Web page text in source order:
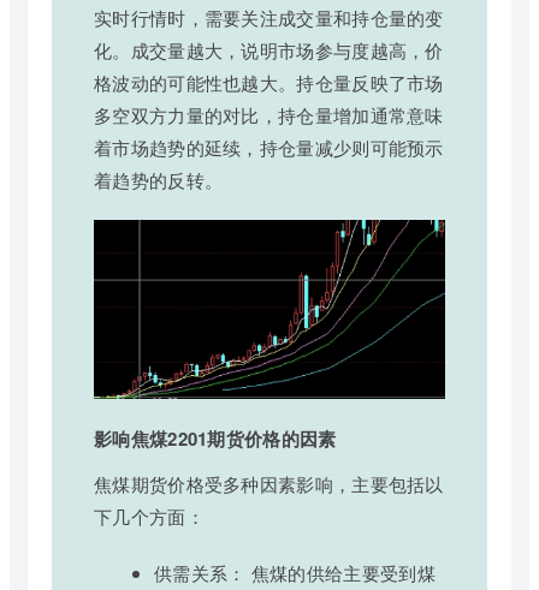
实时行情时，需要关注成交量和持仓量的变
化。成交量越大，说明市场参与度越高，价
格波动的可能性也越大。持仓量反映了市场
多空双方力量的对比，持仓量增加通常意味
着市场趋势的延续，持仓量减少则可能预示
着趋势的反转。
影响焦煤2201期货价格的因素
焦煤期货价格受多种因素影响，主要包括以
下几个方面：
供需关系： 焦煤的供给主要受到煤